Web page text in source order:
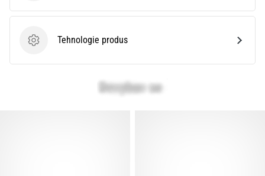
Tehnologie produs
Tehnologie produs